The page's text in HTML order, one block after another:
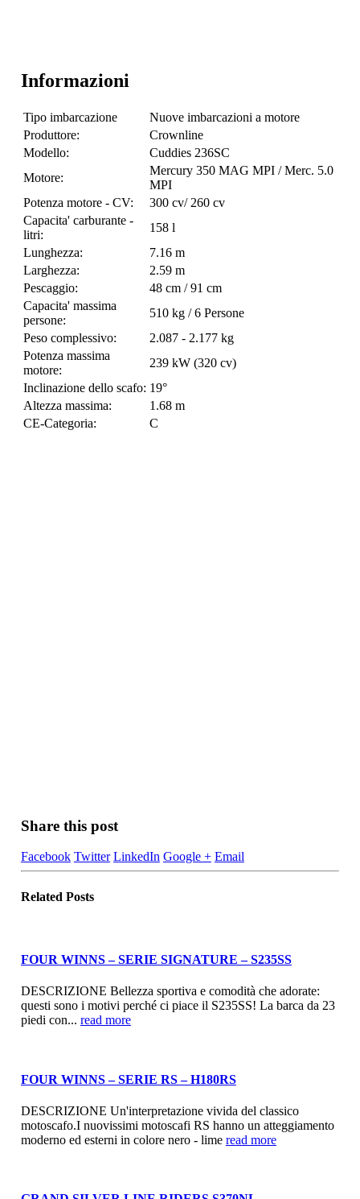
Informazioni
Tipo imbarcazione
Nuove imbarcazioni a motore
Produttore:
Crownline
Modello:
Cuddies 236SC
Motore:
Mercury 350 MAG MPI / Merc. 5.0
MPI
Potenza motore - CV:
300 cv/ 260 cv
Capacita' carburante -
litri:
158 l
Lunghezza:
7.16 m
Larghezza:
2.59 m
Pescaggio:
48 cm / 91 cm
Capacita' massima
persone:
510 kg / 6 Persone
Peso complessivo:
2.087 - 2.177 kg
Potenza massima
motore:
239 kW (320 cv)
Inclinazione dello scafo: 19°
Altezza massima:
1.68 m
CE-Categoria:
C
Share this post
Facebook Twitter LinkedIn Google + Email
Related Posts
FOUR WINNS – SERIE SIGNATURE – S235SS
DESCRIZIONE Bellezza sportiva e comodità che adorate:
questi sono i motivi perché ci piace il S235SS! La barca da 23
piedi con... read more
FOUR WINNS – SERIE RS – H180RS
DESCRIZIONE Un'interpretazione vivida del classico
motoscafo.I nuovissimi motoscafi RS hanno un atteggiamento
moderno ed esterni in colore nero - lime read more